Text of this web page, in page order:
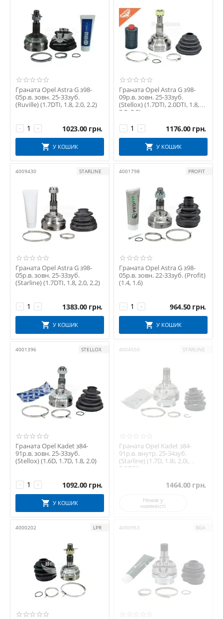
Граната Opel Astra G з98-
05р.в. зовн. 25-33зуб.
(Ruville) (1.7DTI, 1.8, 2.0, 2.2)
+
− 1023.00 грн.
У КОШИК
Граната Opel Astra G з98-
09р.в. зовн. 25-33зуб.
(Stellox) (1.7DTI, 2.0DTI, 1.8,
2.0, 2.2)
+
− 1176.00 грн.
У КОШИК
4009430 STARLINE
Граната Opel Astra G з98-
05р.в. зовн. 25-33зуб.
(Starline) (1.7DTI, 1.8, 2.0, 2.2)
+
− 1383.00 грн.
У КОШИК
4001798 PROFIT
Граната Opel Astra G з98-
05р.в. зовн. 22-33зуб. (Profit)
(1.4, 1.6)
+
− 964.50 грн.
У КОШИК
4001396 STELLOX
Граната Opel Kadet з84-
91р.в. зовн. 25-33зуб.
(Stellox) (1.6D, 1.7D, 1.8, 2.0)
+
− 1092.00 грн.
У КОШИК
4004550 STARLINE
Граната Opel Kadet з84-
91р.в. внутр. 25-34зуб.
(Starline) (1.7D, 1.8i, 2.0i,
2.0GSI)
1464.00 грн.
Немає у
наявності
4000202 LPR 4000953 BGA